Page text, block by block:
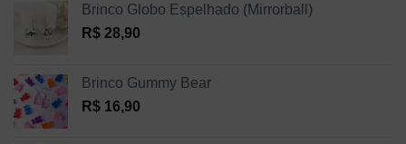
Brinco Globo Espelhado (Mirrorball)
R$ 28,90
Brinco Gummy Bear
R$ 16,90